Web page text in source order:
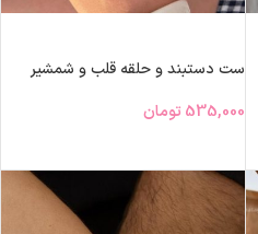
ست دستبند و حلقه قلب و شمشیر
535,000 تومان